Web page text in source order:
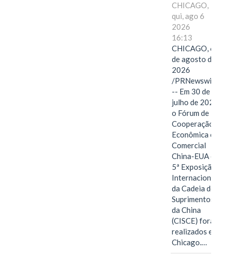
CHICAGO,
qui, ago 6
2026
16:13
CHICAGO, 6
de agosto de
2026
/PRNewswire/
-- Em 30 de
julho de 2026,
o Fórum de
Cooperação
Econômica e
Comercial
China-EUA e a
5ª Exposição
Internacional
da Cadeia de
Suprimentos
da China
(CISCE) foram
realizados em
Chicago.…